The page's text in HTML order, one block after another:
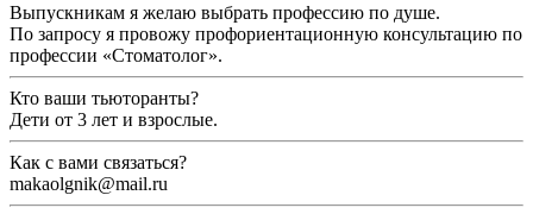
Выпускникам я желаю выбрать профессию по душе.
По запросу я провожу профориентационную консультацию по
профессии «Стоматолог».
Кто ваши тьюторанты?
Дети от 3 лет и взрослые.
Как с вами связаться?
makaolgnik@mail.ru